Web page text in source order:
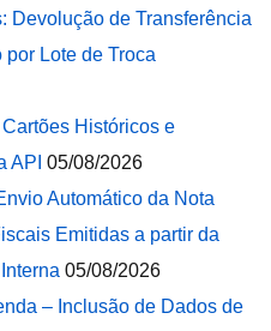
Devolução de Transferência
Lote de Troca
Históricos e
API 05/08/2026
Automático da Nota
Emitidas a partir da
05/08/2026
– Inclusão de Dados de